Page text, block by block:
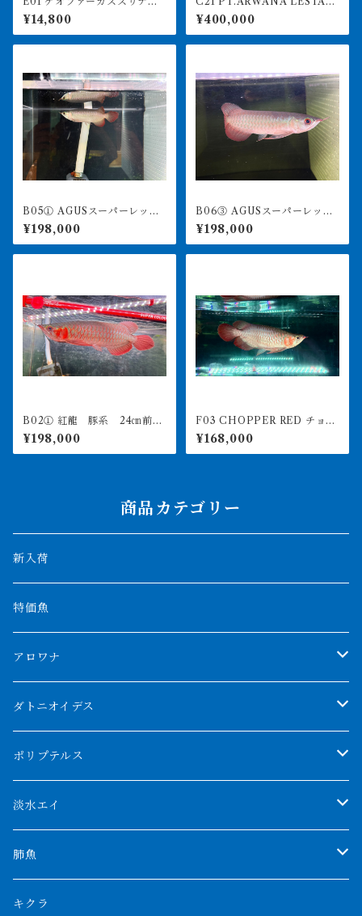
ンシス 24-26㎝前後 大き
め レッドゲオファーガス
¥14,800
最高峰紅龍 アブソリュート
レッド 18㎝前後 260-005
151 アグスファーム
¥400,000
B05① AGUSスーパーレッド
F4 18㎝前後 PT.ARWANA
LESTARI アジアアロワナ 紅
龍 260-005130
¥198,000
B06③ AGUSスーパーレッド
F4 18㎝前後 PT.ARWANA
LESTARI アジアアロワナ 紅
龍 260-005133
¥198,000
B02① 紅龍 豚系 24㎝前
後 アジアアロワナ 250-00
6272
¥198,000
F03 CHOPPER RED チョッ
パーレッド 25㎝前後 BILLY
-KENオリジナル アジアアロ
ワナ 紅龍ショート 250-00
¥168,000
商品カテゴリー
新入荷
特価魚
アロワナ
クンパイ
アブソリュートレッド
AGUS スーパーレッドF4
特殊アロワナ
厳選 過背金龍
ダトニオイデス
シャムタイガー
特殊ダトニオ
ダトニオプラスワン
リアルバンド
フォーバータイガー
ポリプテルス
モンスターポリプ
特殊ポリプ
プラチナ個体
ハイブリッドポリプ
淡水エイ
シナガワダイヤ
ダイヤモンドポルカ
肺魚
ネオケラ
キクラ